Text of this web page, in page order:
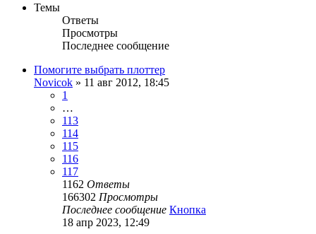
Темы
Ответы
Просмотры
Последнее сообщение
Помогите выбрать плоттер
Novicok » 11 авг 2012, 18:45
1
…
113
114
115
116
117
1162 Ответы
166302 Просмотры
Последнее сообщение Кнопка
18 апр 2023, 12:49